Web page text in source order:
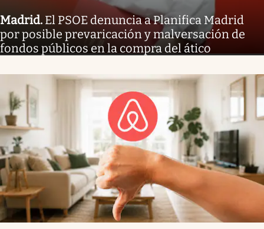
Madrid. El PSOE denuncia a Planifica Madrid
por posible prevaricación y malversación de
fondos públicos en la compra del ático